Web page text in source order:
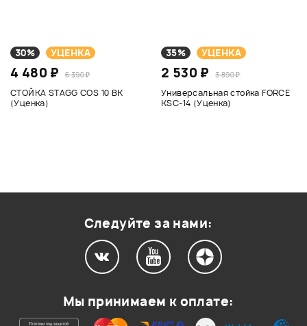
30% УЦЕНКА
4 480 ₽ 6 390 ₽
СТОЙКА STAGG COS 10 BK
(Уценка)
35% УЦЕНКА
2 530 ₽ 3 890 ₽
Универсальная стойка FORCE
KSC-14 (Уценка)
Следуйте за нами:
Мы принимаем к оплате: